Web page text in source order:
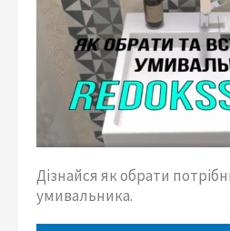
Дізнайся як обрати
умивальника.